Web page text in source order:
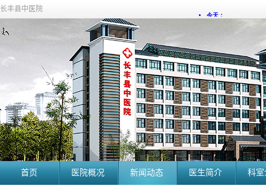
长丰县中医院
首页 医院概况 新闻动态 医生简介 科